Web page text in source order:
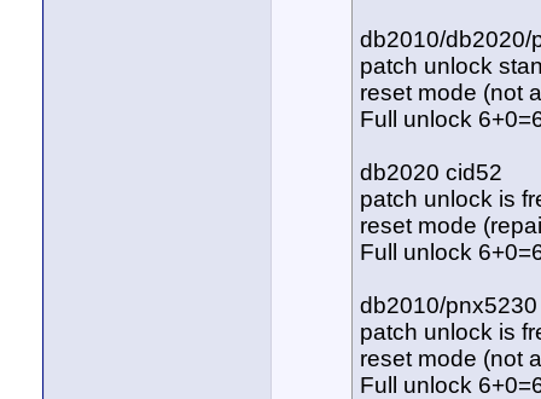
db2010/db2020/
patch unlock
reset mode (not
Full unlock
db2020 cid52
patch unlock is
reset mode
Full unlock
db2010/
patch unlock is
reset mode (not
Full unlock